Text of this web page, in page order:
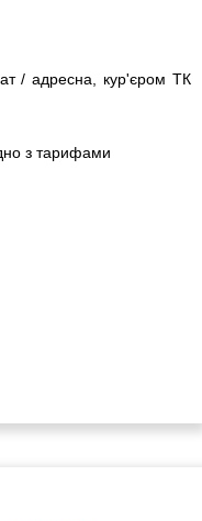
/ адресна, кур'єром ТК
з тарифами